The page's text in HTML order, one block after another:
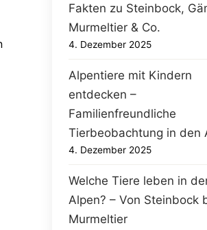
Fakten zu Steinbock,
Murmeltier & Co.
4. Dezember 2025
Alpentiere mit Kindern
entdecken –
Familienfreundliche
Tierbeobachtung in den
4. Dezember 2025
Welche Tiere leben in
Alpen? – Von Steinbock
Murmeltier